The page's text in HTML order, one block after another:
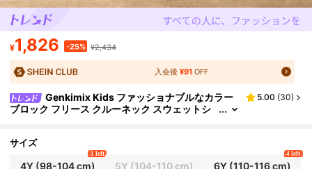
¥1,826 -25% ¥2,434
入会後¥91 OFF
Genkimix Kids ファッショナブルなカラー
ブロック フリース クルーネック スウェットシ
5.00 (30)
サイズ
4Y(98-104 cm)
1 left
5Y (104-110 cm) 6Y(110-116 cm)
4 left